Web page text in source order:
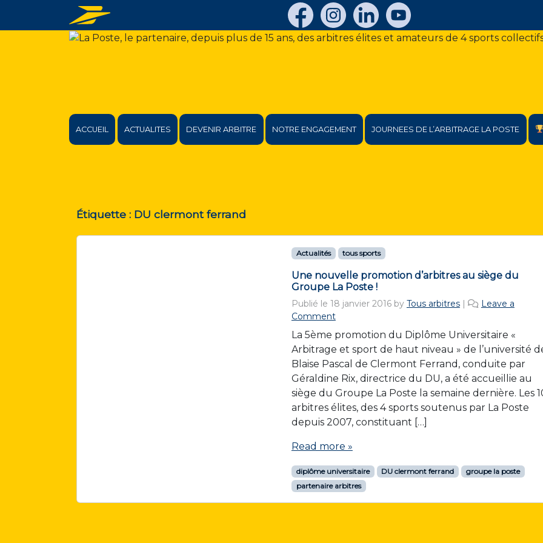
ACCUEIL ACTUALITES DEVENIR ARBITRE NOTRE ENGAGEMENT JOURNEES DE L’ARBITRAGE LA POSTE
Étiquette : DU clermont ferrand
Actualités tous sports
Une nouvelle promotion d’arbitres au siège du
Groupe La Poste !
Publié le 18 janvier 2016by Tous arbitres |
Leave a
Comment
La 5ème promotion du Diplôme Universitaire «
Arbitrage et sport de haut niveau » de l’université
Blaise Pascal de Clermont Ferrand, conduite par
Géraldine Rix, directrice du DU, a été accueillie au
siège du Groupe La Poste la semaine dernière. Les
arbitres élites, des 4 sports soutenus par La Poste
depuis 2007, constituant […]
Read more »
diplôme universitaire DU clermont ferrand
groupe la poste
partenaire arbitres